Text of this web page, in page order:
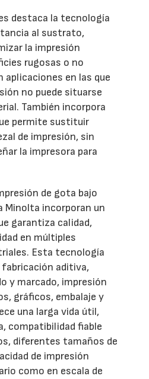
destaca la tecnología
al sustrato,
la impresión
rugosas o no
aplicaciones en las que
no puede situarse
También incorpora
permite sustituir
de impresión, sin
la impresora para
de gota bajo
Minolta incorporan un
garantiza calidad,
en múltiples
Esta tecnología
aditiva,
y marcado, impresión
gráficos, embalaje y
una larga vida útil,
compatibilidad fiable
diferentes tamaños de
de impresión
como en escala de